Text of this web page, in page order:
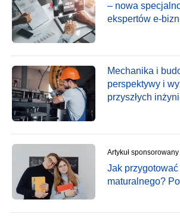
– nowa
ekspertów e-
Mechanika i
perspektywy i
przyszłych
Artykuł sponsorowany
Jak
maturalnego?